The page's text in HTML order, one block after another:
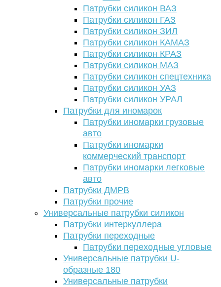
Патрубки силикон ВАЗ
Патрубки силикон ГАЗ
Патрубки силикон ЗИЛ
Патрубки силикон КАМАЗ
Патрубки силикон КРАЗ
Патрубки силикон МАЗ
Патрубки силикон спецтехника
Патрубки силикон УАЗ
Патрубки силикон УРАЛ
Патрубки для иномарок
Патрубки иномарки грузовые
авто
Патрубки иномарки
коммерческий транспорт
Патрубки иномарки легковые
авто
Патрубки ДМРВ
Патрубки прочие
Универсальные патрубки силикон
Патрубки интеркуллера
Патрубки переходные
Патрубки переходные угловые
Универсальные патрубки U-
образные 180
Универсальные патрубки